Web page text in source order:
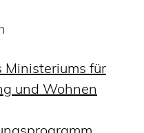
Ministeriums für
und Wohnen